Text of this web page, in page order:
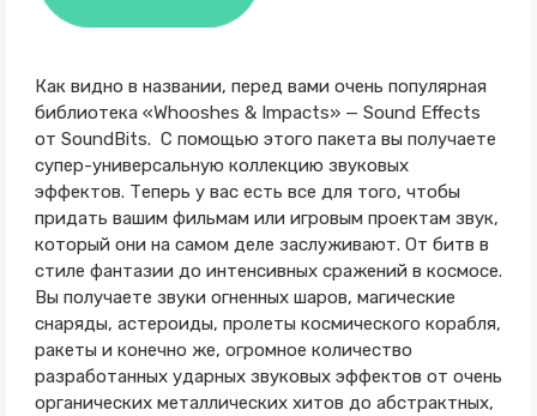
Как видно в названии, перед вами очень популярная
библиотека «Whooshes & Impacts» — Sound Effects
от SoundBits. С помощью этого пакета вы получаете
супер-универсальную коллекцию звуковых
эффектов. Теперь у вас есть все для того, чтобы
придать вашим фильмам или игровым проектам звук,
который они на самом деле заслуживают. От битв в
стиле фантазии до интенсивных сражений в космосе.
Вы получаете звуки огненных шаров, магические
снаряды, астероиды, пролеты космического корабля,
ракеты и конечно же, огромное количество
разработанных ударных звуковых эффектов от очень
органических металлических хитов до абстрактных,